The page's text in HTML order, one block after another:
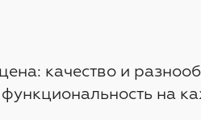
качество и
на